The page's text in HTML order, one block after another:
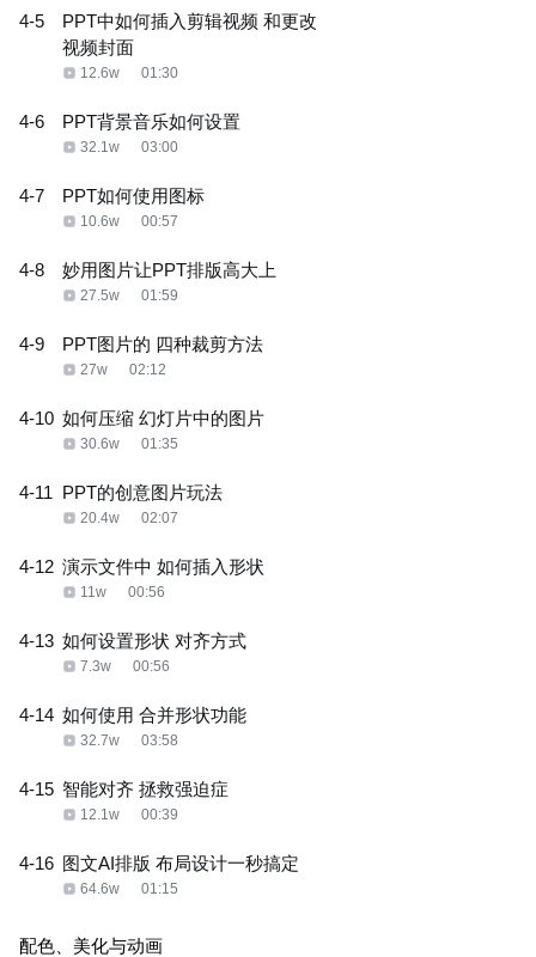
4-5
PPT中如何插入剪辑视频 和更改
视频封面
12.6w 01:30
4-6 PPT背景音乐如何设置
32.1w 03:00
4-7 PPT如何使用图标
10.6w 00:57
4-8 妙用图片让PPT排版高大上
27.5w 01:59
4-9 PPT图片的 四种裁剪方法
27w 02:12
4-10 如何压缩 幻灯片中的图片
30.6w 01:35
4-11 PPT的创意图片玩法
20.4w 02:07
4-12 演示文件中 如何插入形状
11w 00:56
4-13 如何设置形状 对齐方式
7.3w 00:56
4-14 如何使用 合并形状功能
32.7w 03:58
4-15 智能对齐 拯救强迫症
12.1w 00:39
4-16 图文AI排版 布局设计一秒搞定
64.6w 01:15
配色、美化与动画